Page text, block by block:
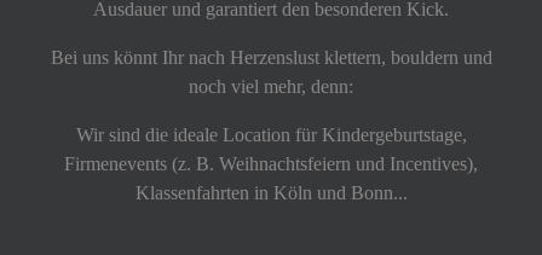
Ausdauer und garantiert den besonderen Kick.
Bei uns könnt Ihr nach Herzenslust klettern, bouldern und
noch viel mehr, denn:
Wir sind die ideale Location für Kindergeburtstage,
Firmenevents (z. B. Weihnachtsfeiern und Incentives),
Klassenfahrten in Köln und Bonn...